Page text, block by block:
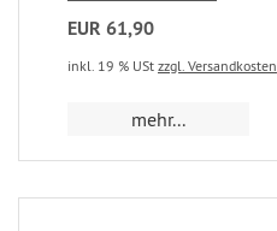
EUR 61,90
inkl. 19 % USt zzgl. Versandkosten
mehr...